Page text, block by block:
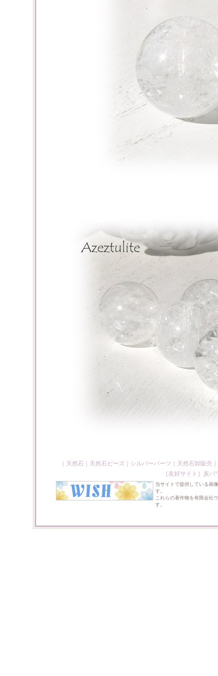
天然石 天然石ビーズ シルバーパーツ 天然石卸販売
［友好サイト］ 炭パ
当サイトで提供している画
す。
これらの著作物を有限会社
す。